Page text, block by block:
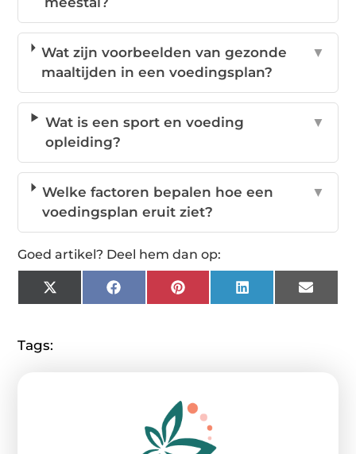
Wat zijn voorbeelden van gezonde
maaltijden in een voedingsplan?
▼
Wat is een sport en voeding
opleiding?
▼
Welke factoren bepalen hoe een
voedingsplan eruit ziet?
▼
Goed artikel? Deel hem dan op:
X
(Twitter)
FacebookPinterestLinkedInEmail
Tags: